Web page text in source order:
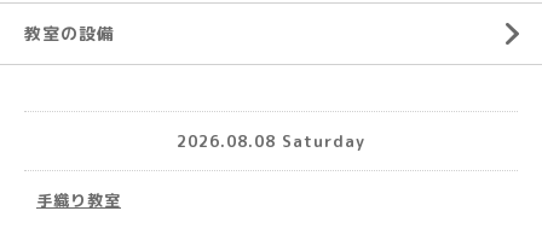
教室の設備
2026.08.08 Saturday
手織り教室